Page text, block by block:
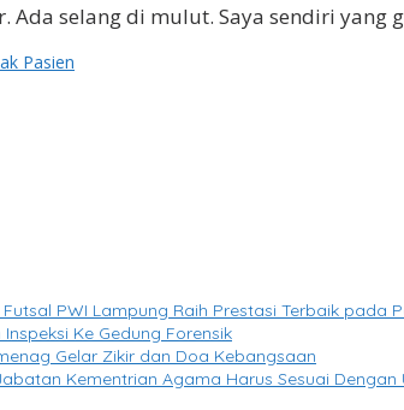
Ada selang di mulut. Saya sendiri
Pasien
PWI Lampung Raih Prestasi Terbaik pada
Inspeksi Ke Gedung Forensik
Gelar Zikir dan Doa Kebangsaan
Kementrian Agama Harus Sesuai